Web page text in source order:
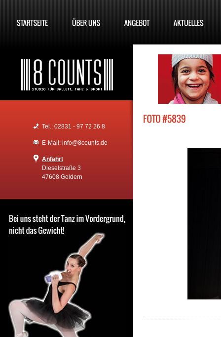
Tel.: 02831 - 97 72 26 8
E-Mail: info@8counts.de
Anfahrt
Dieselstraße 3
47608 Geldern